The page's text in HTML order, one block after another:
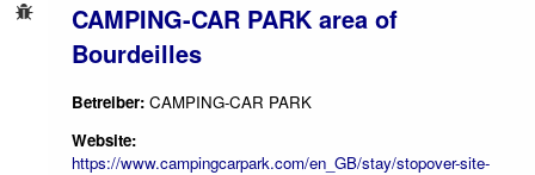
CAMPING-CAR PARK area of
Bourdeilles
Betreiber: CAMPING-CAR PARK
Website:
https://www.campingcarpark.com/en_GB/stay/stopover-site-